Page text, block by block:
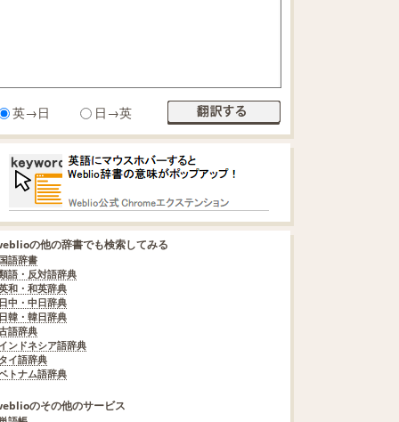
英→日 日→英
の他の辞書でも検索してみる
語辞書
語・反対語辞典
和・和英辞典
中・中日辞典
韓・韓日辞典
語辞典
ンドネシア語辞典
イ語辞典
トナム語辞典
のその他のサービス